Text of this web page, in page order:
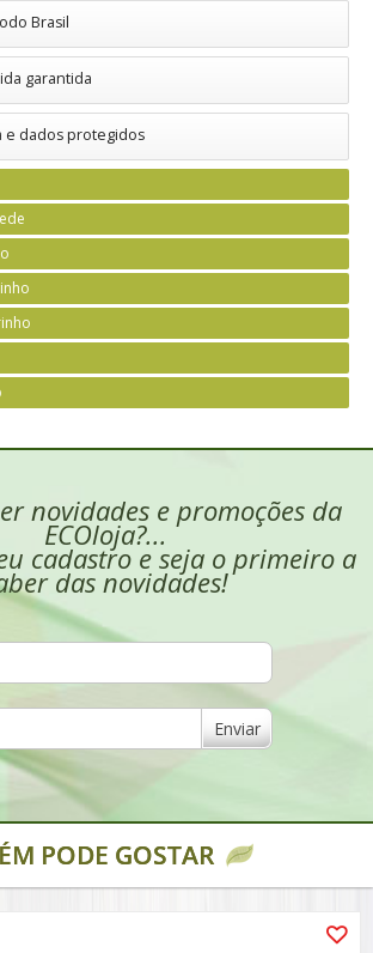
Brasil
garantida
e dados protegidos
novidades e promoções da
ECOloja?...
cadastro e seja o primeiro a
das novidades!
Enviar
PODE GOSTAR